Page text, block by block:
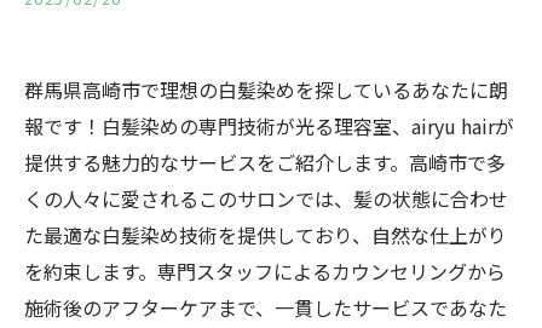
群馬県高崎市で理想の白髪染めを探しているあなたに朗
報です！白髪染めの専門技術が光る理容室、airyu hairが
提供する魅力的なサービスをご紹介します。高崎市で多
くの人々に愛されるこのサロンでは、髪の状態に合わせ
た最適な白髪染め技術を提供しており、自然な仕上がり
を約束します。専門スタッフによるカウンセリングから
施術後のアフターケアまで、一貫したサービスであなた